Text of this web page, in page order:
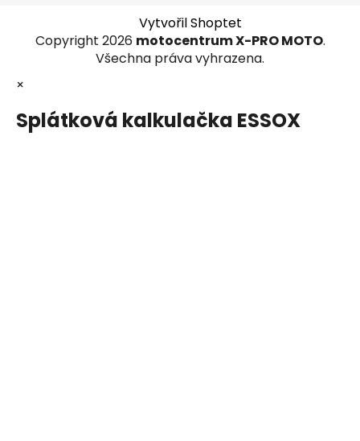
Vytvořil Shoptet
Copyright 2026 motocentrum X-PRO MOTO.
Všechna práva vyhrazena.
×
Splátková kalkulačka ESSOX